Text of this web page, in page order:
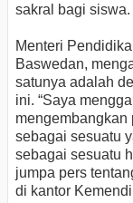
sakral bagi siswa.
Menteri
Baswedan,
satunya adalah
ini. “Saya
mengembangkan
sebagai sesuatu
sebagai sesuatu
jumpa pers
di kantor